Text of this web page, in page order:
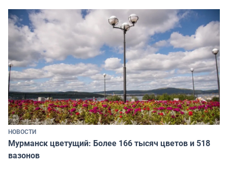
НОВОСТИ
Мурманск цветущий: Более 166 тысяч цветов и 518
вазонов